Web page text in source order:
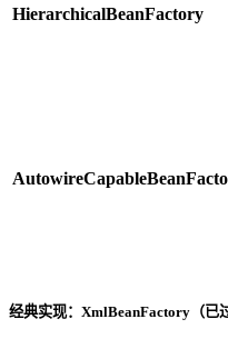
HierarchicalBeanFactory
经典实现：XmlBeanFactory（已